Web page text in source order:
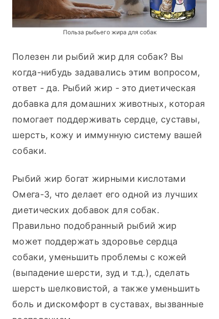
Польза рыбьего жира для собак
Полезен ли рыбий жир для собак? Вы
когда-нибудь задавались этим вопросом,
ответ - да. Рыбий жир - это диетическая
добавка для домашних животных, которая
помогает поддерживать сердце, суставы,
шерсть, кожу и иммунную систему вашей
собаки.
Рыбий жир богат жирными кислотами
Омега-3, что делает его одной из лучших
диетических добавок для собак.
Правильно подобранный рыбий жир
может поддержать здоровье сердца
собаки, уменьшить проблемы с кожей
(выпадение шерсти, зуд и т.д.), сделать
шерсть шелковистой, а также уменьшить
боль и дискомфорт в суставах, вызванные